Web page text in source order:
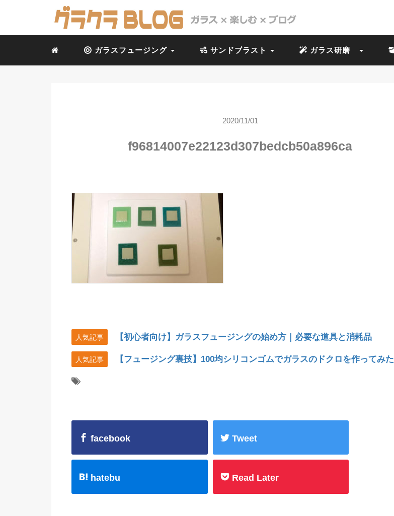
ガラスフュージング サンドブラスト ガラス研磨
2020/11/01
f96814007e22123d307bedcb50a896ca
人気記事 【初心者向け】ガラスフュージングの始め方｜必要な道具と消耗品
人気記事 【フュージング裏技】100均シリコンゴムでガラスのドクロを作ってみた
facebook Tweet
hatebu Read Later